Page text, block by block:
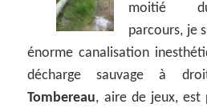
moitié
parcours, je
énorme canalisation
décharge sauvage à
Tombereau, aire de jeux, est